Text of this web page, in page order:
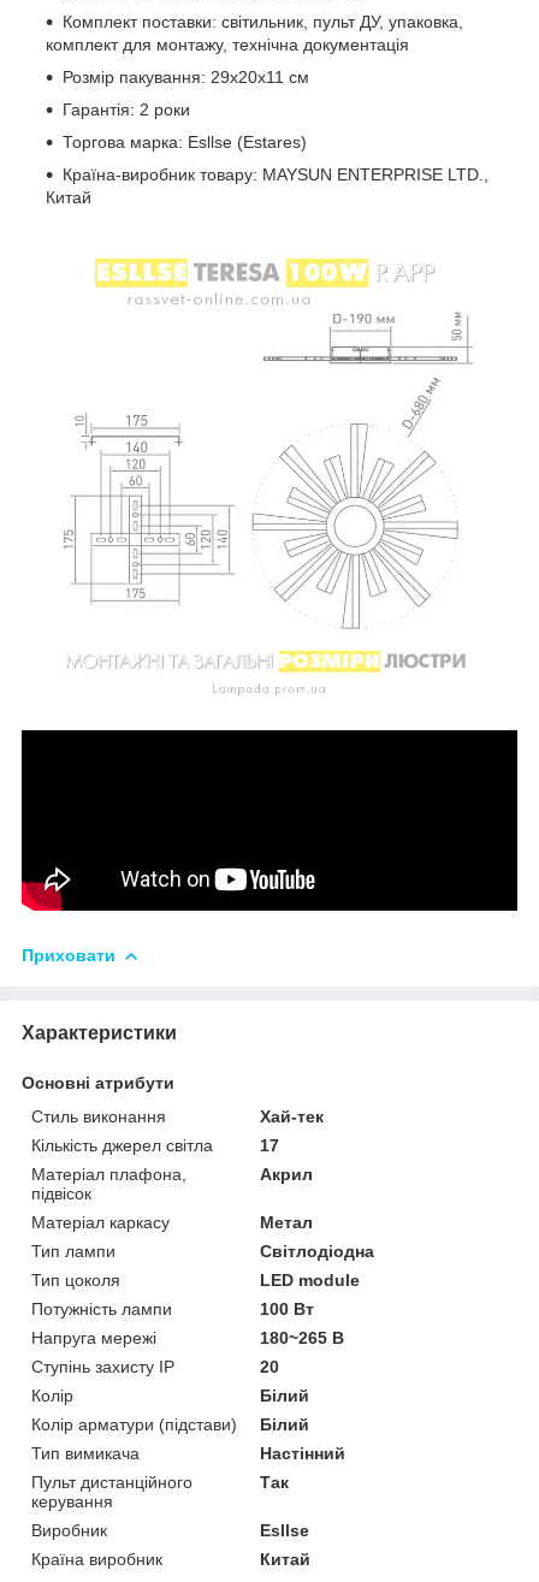
Комплект поставки: світильник, пульт ДУ, упаковка,
комплект для монтажу, технічна документація
Розмір пакування: 29x20x11 см
Гарантія: 2 роки
Торгова марка: Esllse (Estares)
Країна-виробник товару: MAYSUN ENTERPRISE LTD.,
Китай
Приховати
Характеристики
Основні атрибути
Стиль виконання
Хай-тек
Кількість джерел світла
17
Матеріал плафона,
підвісок
Акрил
Матеріал каркасу
Метал
Тип лампи
Світлодіодна
Тип цоколя
LED module
Потужність лампи
100 Вт
Напруга мережі
180~265 В
Ступінь захисту IP
20
Колір
Білий
Колір арматури (підстави)
Білий
Тип вимикача
Настінний
Пульт дистанційного
керування
Так
Виробник
Esllse
Країна виробник
Китай